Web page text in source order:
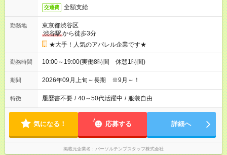
交通費 全額支給
勤務地
東京都渋谷区
渋谷駅から徒歩3分
★大手！人気のアパレル企業です★
勤務時間 10:00～19:00(実働8時間 休憩1時間)
期間 2026年09月上旬～長期 ※9月～！
特徴 履歴書不要 / 40～50代活躍中 / 服装自由
気になる！ 応募する 詳細へ
掲載元企業名 パーソルテンプスタッフ株式会社